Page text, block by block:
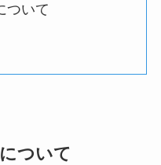
ついて
ついて